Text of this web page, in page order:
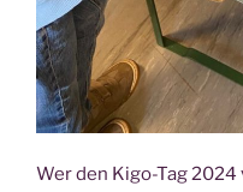
Wer den Kigo-Tag